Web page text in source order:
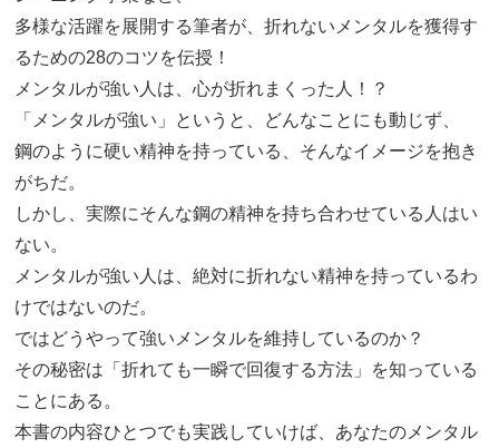
多様な活躍を展開する筆者が、折れないメンタルを獲得す
るための28のコツを伝授！
メンタルが強い人は、心が折れまくった人！？
「メンタルが強い」というと、どんなことにも動じず、
鋼のように硬い精神を持っている、そんなイメージを抱き
がちだ。
しかし、実際にそんな鋼の精神を持ち合わせている人はい
ない。
メンタルが強い人は、絶対に折れない精神を持っているわ
けではないのだ。
ではどうやって強いメンタルを維持しているのか？
その秘密は「折れても一瞬で回復する方法」を知っている
ことにある。
本書の内容ひとつでも実践していけば、あなたのメンタル